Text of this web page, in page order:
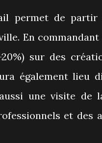
permet de
En
sur des
également lieu
une visite de
et des